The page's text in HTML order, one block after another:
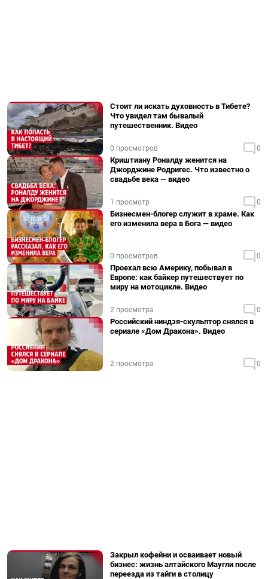
Стоит ли искать духовность в Тибете?
Что увидел там бывалый
путешественник. Видео
0 просмотров 0
Криштиану Роналду женится на
Джорджине Родригес. Что известно о
свадьбе века — видео
1 просмотр 0
Бизнесмен-блогер служит в храме. Как
его изменила вера в Бога — видео
0 просмотров 0
Проехал всю Америку, побывал в
Европе: как байкер путешествует по
миру на мотоцикле. Видео
2 просмотра 0
Российский ниндзя-скульптор снялся в
сериале «Дом Дракона». Видео
2 просмотра 0
Закрыл кофейни и осваивает новый
бизнес: жизнь алтайского Маугли после
переезда из тайги в столицу